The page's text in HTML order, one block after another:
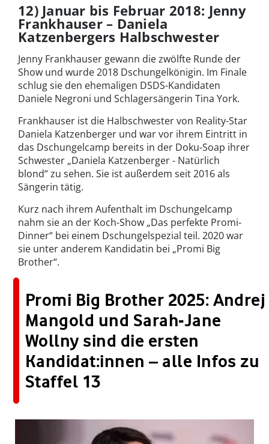
12) Januar bis Februar 2018: Jenny
Frankhauser – Daniela
Katzenbergers Halbschwester
Jenny Frankhauser gewann die zwölfte Runde der
Show und wurde 2018 Dschungelkönigin. Im Finale
schlug sie den ehemaligen DSDS-Kandidaten
Daniele Negroni und Schlagersängerin Tina York.
Frankhauser ist die Halbschwester von Reality-Star
Daniela Katzenberger und war vor ihrem Eintritt in
das Dschungelcamp bereits in der Doku-Soap ihrer
Schwester „Daniela Katzenberger - Natürlich
blond“ zu sehen. Sie ist außerdem seit 2016 als
Sängerin tätig.
Kurz nach ihrem Aufenthalt im Dschungelcamp
nahm sie an der Koch-Show „Das perfekte Promi-
Dinner“ bei einem Dschungelspezial teil. 2020 war
sie unter anderem Kandidatin bei „Promi Big
Brother“.
Promi Big Brother 2025: Andrej
Mangold und Sarah-Jane
Wollny sind die ersten
Kandidat:innen – alle Infos zu
Staffel 13